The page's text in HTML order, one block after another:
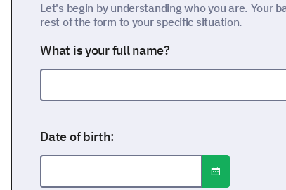
Let's begin by understanding who you are. Your
rest of the form to your specific situation.
What is your full name?
Date of birth:
Date format: mm-dd-yyyy
Open date/time